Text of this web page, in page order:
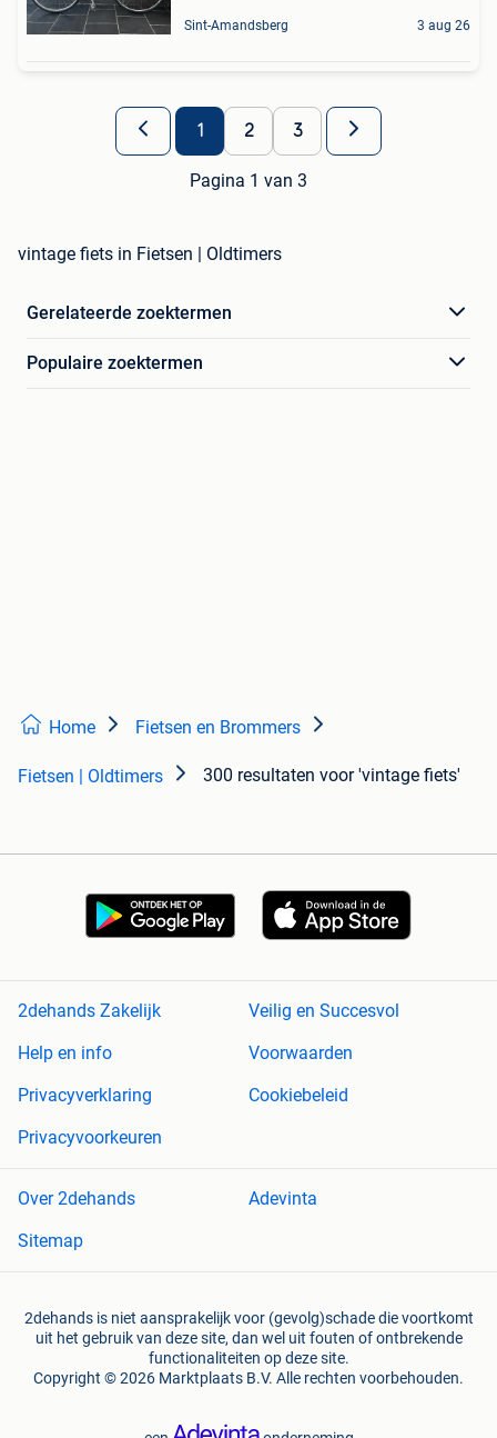
Sint-Amandsberg 3 aug 26
1 2 3
Pagina 1 van 3
vintage fiets in Fietsen | Oldtimers
Gerelateerde zoektermen
Populaire zoektermen
Home Fietsen en Brommers
Fietsen | Oldtimers 300 resultaten voor 'vintage fiets'
2dehands Zakelijk
Veilig en Succesvol
Help en info
Voorwaarden
Privacyverklaring
Cookiebeleid
Privacyvoorkeuren
Over 2dehands
Adevinta
Sitemap
2dehands is niet aansprakelijk voor (gevolg)schade die voortkomt
uit het gebruik van deze site, dan wel uit fouten of ontbrekende
functionaliteiten op deze site.
Copyright © 2026 Marktplaats B.V. Alle rechten voorbehouden.